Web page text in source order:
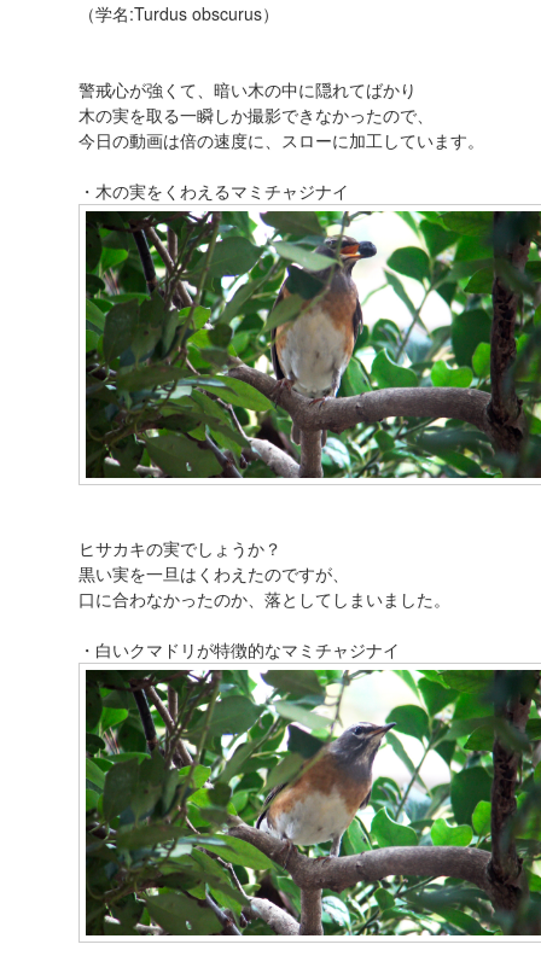
（学名:Turdus obscurus）
警戒心が強くて、暗い木の中に隠れてばかり
木の実を取る一瞬しか撮影できなかったので、
今日の動画は倍の速度に、スローに加工しています。
・木の実をくわえるマミチャジナイ
ヒサカキの実でしょうか？
黒い実を一旦はくわえたのですが、
口に合わなかったのか、落としてしまいました。
・白いクマドリが特徴的なマミチャジナイ